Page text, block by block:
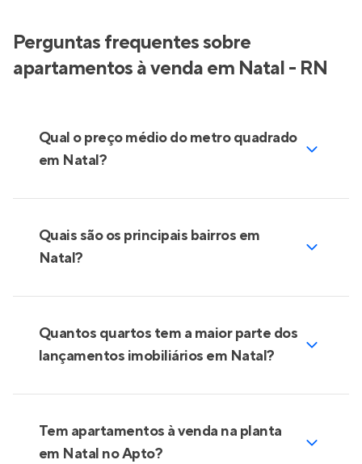
Perguntas frequentes sobre
apartamentos à venda em Natal - RN
Qual o preço médio do metro quadrado
em Natal?
Quais são os principais bairros em
Natal?
Quantos quartos tem a maior parte dos
lançamentos imobiliários em Natal?
Tem apartamentos à venda na planta
em Natal no Apto?